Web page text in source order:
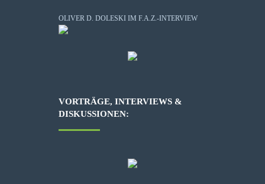
OLIVER D. DOLESKI IM F.A.Z.-INTERVIEW
VORTRÄGE, INTERVIEWS &
DISKUSSIONEN: